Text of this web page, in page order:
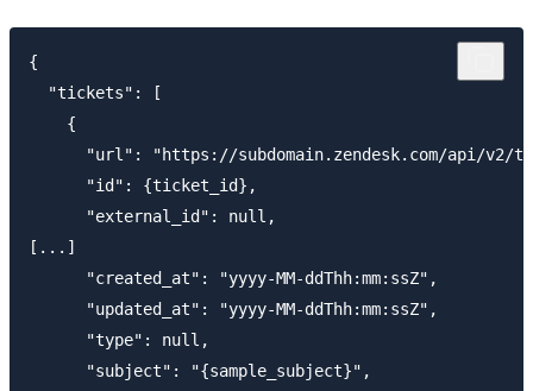
{
  "tickets": [
    {
"url": "https://subdomain.zendesk.com/api/v2/
      "id": {ticket_id},
      "external_id": null,
[...]
      "created_at": "yyyy-MM-ddThh:mm:ssZ",
      "updated_at": "yyyy-MM-ddThh:mm:ssZ",
      "type": null,
      "subject": "{sample_subject}",